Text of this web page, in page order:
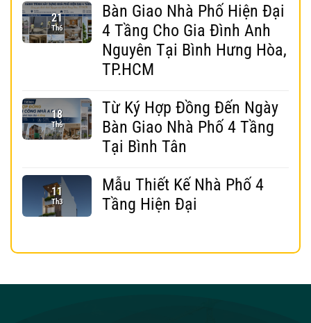
21
Th6
Bàn Giao Nhà Phố Hiện Đại
4 Tầng Cho Gia Đình Anh
Nguyên Tại Bình Hưng Hòa,
TP.HCM
18
Th6
Từ Ký Hợp Đồng Đến Ngày
Bàn Giao Nhà Phố 4 Tầng
Tại Bình Tân
11
Th3
Mẫu Thiết Kế Nhà Phố 4
Tầng Hiện Đại